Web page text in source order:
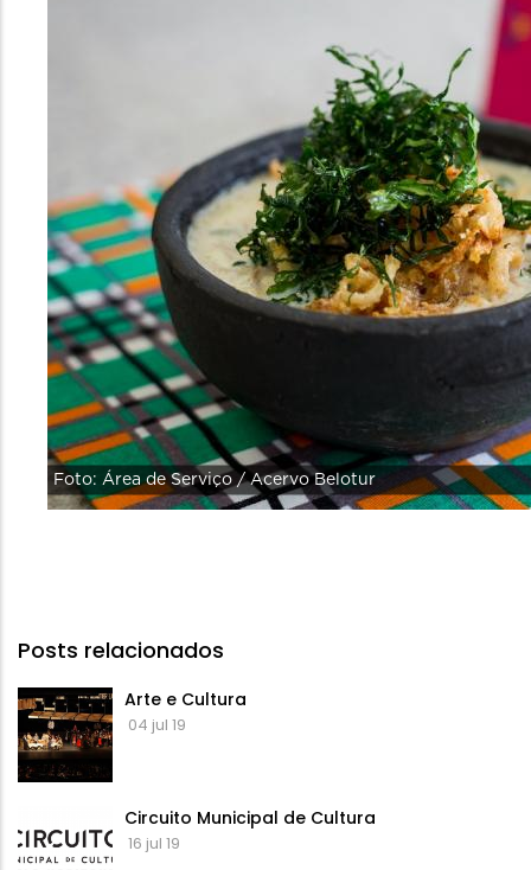
Foto: Área de Serviço / Acervo Belotur
Posts relacionados
Arte e Cultura
04 jul 19
Circuito Municipal de Cultura
16 jul 19